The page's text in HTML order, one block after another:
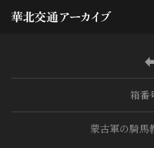
箱番
蒙古軍の騎